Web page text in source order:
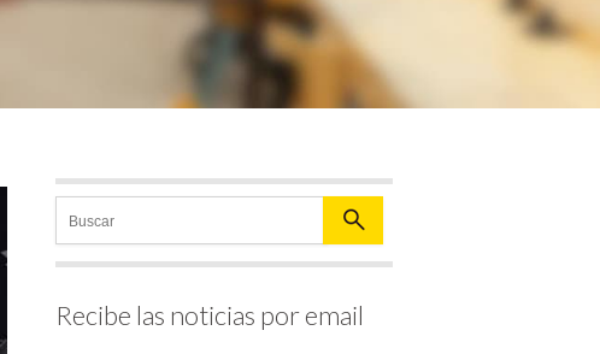
Recibe las noticias por email